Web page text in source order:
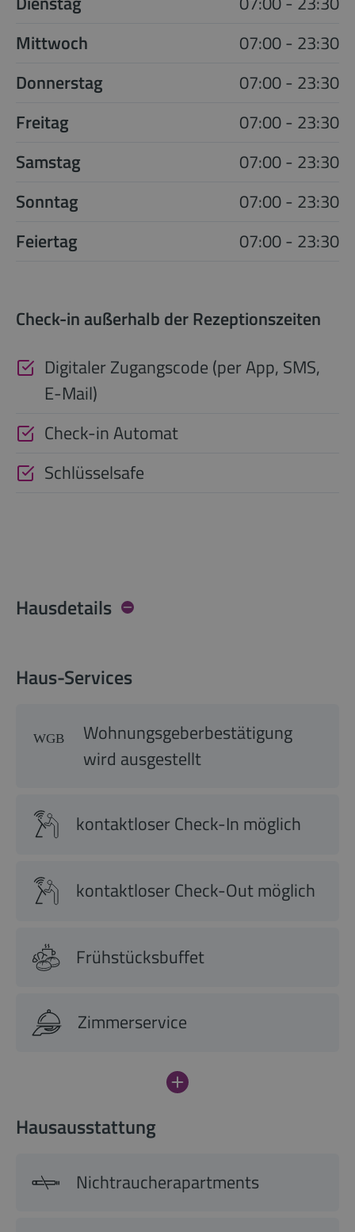
Mittwoch
07:00 - 23:30
Donnerstag
07:00 - 23:30
Freitag
07:00 - 23:30
Samstag
07:00 - 23:30
Sonntag
07:00 - 23:30
Feiertag
07:00 - 23:30
Check-in außerhalb der Rezeptionszeiten
Digitaler Zugangscode (per App, SMS,
E-Mail)
Check-in Automat
Schlüsselsafe
Hausdetails
Haus-Services
Wohnungsgeberbestätigung
wird ausgestellt
kontaktloser Check-In möglich
kontaktloser Check-Out möglich
Frühstücksbuffet
Zimmerservice
Hausausstattung
Nichtraucherapartments